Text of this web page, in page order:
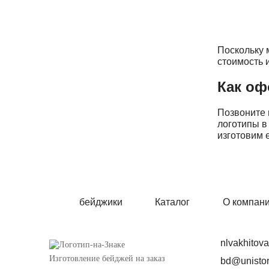
Поскольку
стоимость
Как
логотипы
изготовим
бейджики Каталог О
Изготовление бейджей на заказ